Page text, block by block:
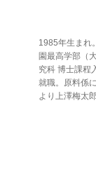
1985年生まれ
園最高学部（
究科 博士課程
就職。原料係
より上澤梅太